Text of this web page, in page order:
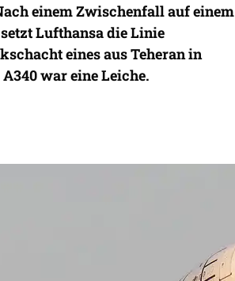
einem Zwischenfall auf einem
Lufthansa die Linie
eines aus Teheran in
war eine Leiche.